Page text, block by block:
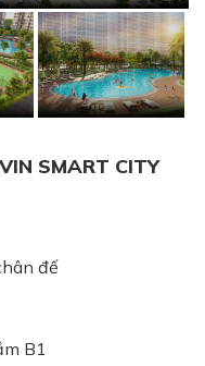
SMART CITY
đế
B1